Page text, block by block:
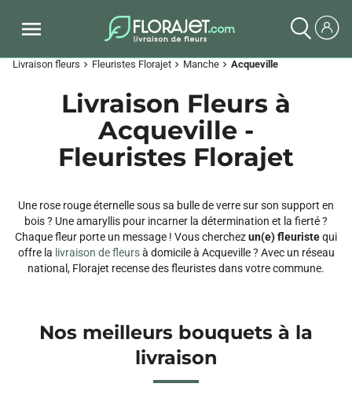
Livraison fleurs chevron_right Fleuristes Florajet chevron_right Manche chevron_right Acqueville
Livraison Fleurs à
Acqueville -
Fleuristes Florajet
Une rose rouge éternelle sous sa bulle de verre sur son support en
bois ? Une amaryllis pour incarner la détermination et la fierté ?
Chaque fleur porte un message ! Vous cherchezun(e) fleuristequi
offre la livraison de fleursà domicile à Acqueville ? Avec un réseau
national, Florajet recense des fleuristes dans votre commune.
Nos meilleurs bouquets à la
livraison